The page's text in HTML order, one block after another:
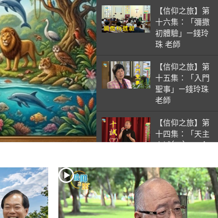
【信仰之旅】第
十六集：「彌撒
初體驗」—錢玲
珠 老師
【信仰之旅】第
十五集：「入門
聖事」—錢玲珠
老師
【信仰之旅】第
十四集：「天主
十誡(下)」—金
【信仰之旅】第
十三集：「天主
十誡(上)」—金
毓瑋 神父